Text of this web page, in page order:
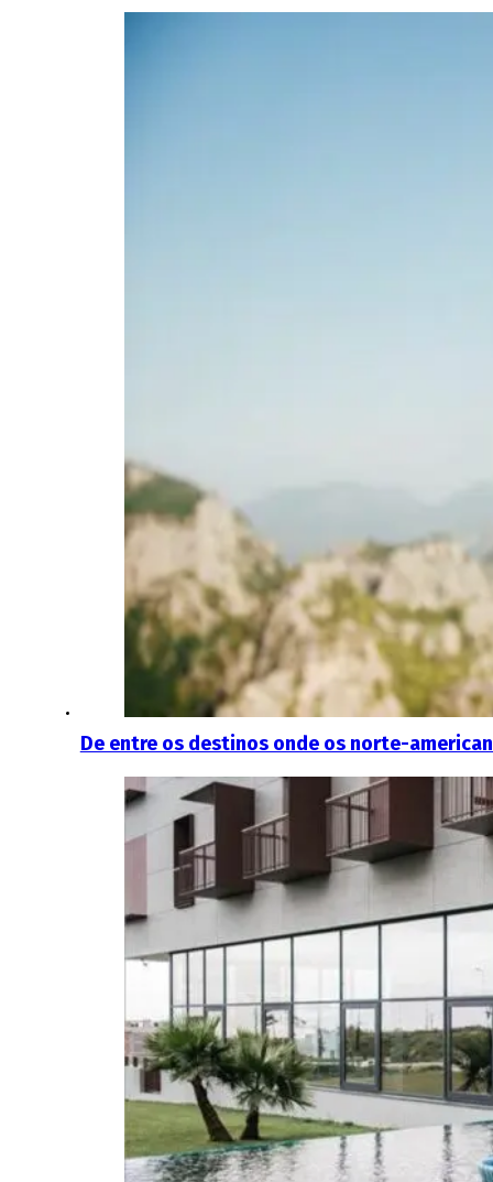
De entre os destinos onde os norte-